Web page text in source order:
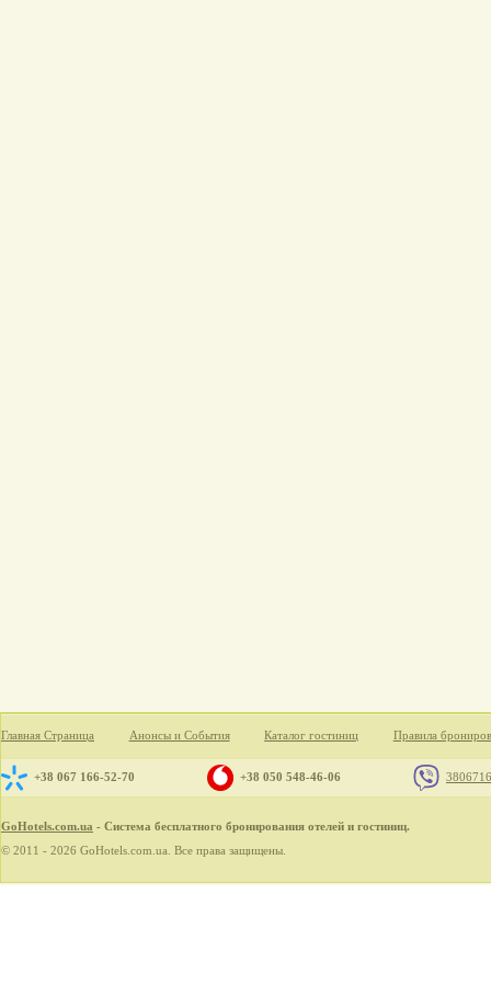
Главная Страница Анонсы и События Каталог гостиниц Правила
+38 067 166-52-70 +38 050 548-46-06
GoHotels.com.ua - Система бесплатного бронирования отелей и гостиниц.
© 2011 - 2026 GoHotels.com.ua. Все права защищены.